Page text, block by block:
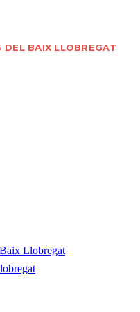
DEL BAIX LLOBREGAT
Llobregat